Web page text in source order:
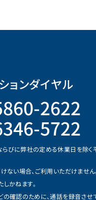
ョンダイヤル
2622
5722
らびに弊社の定める休業日を除く
い場合、ご利用いただけません
かねます。
確認のために、通話を録音させ